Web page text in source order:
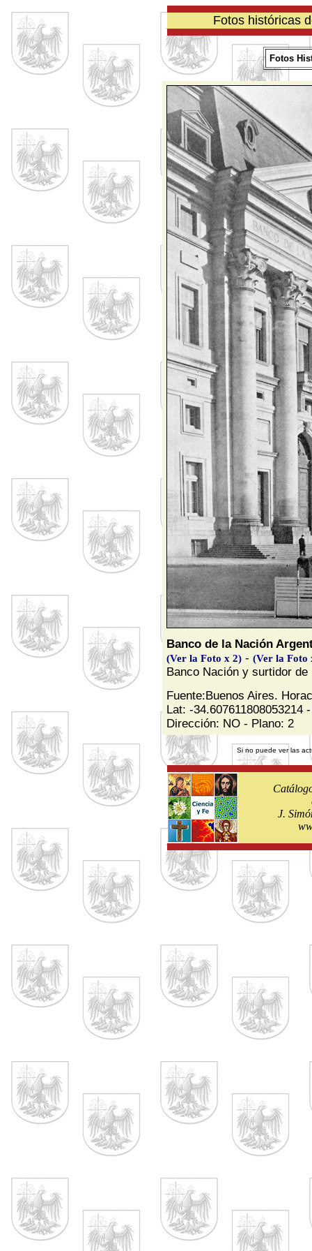
Fotos históricas
Fotos
Banco de la Nación
(Ver la Foto x 2) - (Ver la Foto
Banco Nación y surtidor
Fuente:Buenos Aires.
Lat: -34.607611808053214
Dirección: NO - Plano: 2
Si no puede ver las
J.